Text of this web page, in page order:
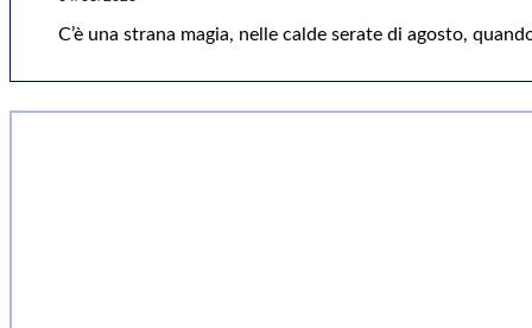
C’è una strana magia, nelle calde serate di agosto,